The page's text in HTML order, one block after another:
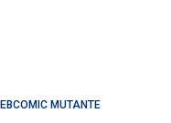
MUTANTE